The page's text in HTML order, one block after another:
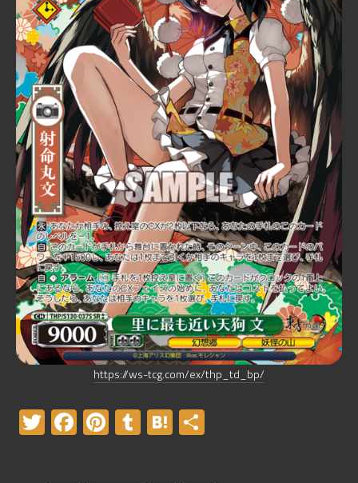
https://ws-tcg.com/ex/thp_td_bp/
Twitter
Facebook
Pinterest
TumblrHatena